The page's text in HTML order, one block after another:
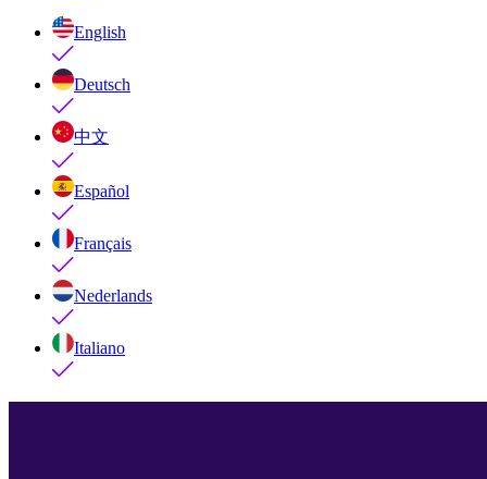
English
Deutsch
中文
Español
Français
Nederlands
Italiano